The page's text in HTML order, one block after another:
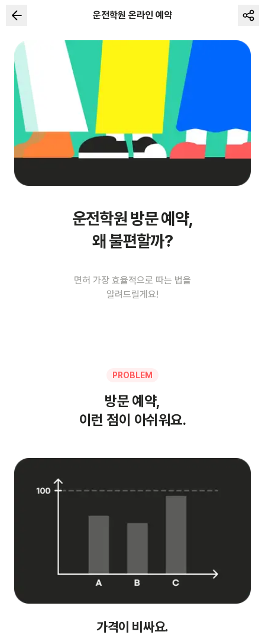
운전학원 온라인 예약
운전학원 방문 예약,
왜 불편할까?
면허 가장 효율적으로 따는 법을
알려드릴게요!
PROBLEM
방문 예약,
이런 점이 아쉬워요.
가격이 비싸요.